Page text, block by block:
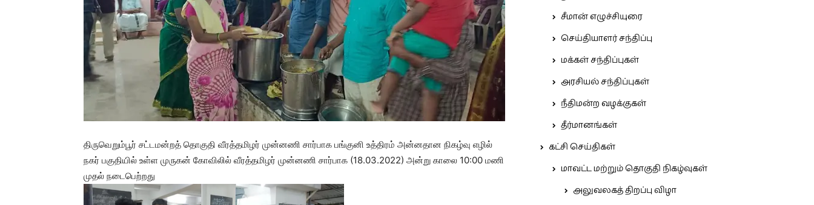
திருவெறும்பூர் சட்டமன்றத் தொகுதி வீரத்தமிழர் முன்னணி சார்பாக பங்குனி உத்திரம் அன்னதான நிகழ்வு எழில்
நகர் பகுதியில் உள்ள முருகன் கோவிலில் வீரத்தமிழர் முன்னணி சார்பாக (18.03.2022) அன்று காலை 10:00 மணி
முதல் நடைபெற்றது
சீமான் எழுச்சியுரை
செய்தியாளர் சந்திப்பு
மக்கள் சந்திப்புகள்
அரசியல் சந்திப்புகள்
நீதிமன்ற வழக்குகள்
தீர்மானங்கள்
கட்சி செய்திகள்
மாவட்ட மற்றும் தொகுதி நிகழ்வுகள்
அலுவலகத் திறப்பு விழா